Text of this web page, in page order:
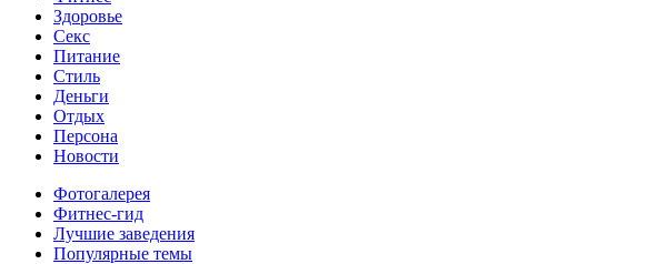
Здоровье
Секс
Питание
Стиль
Деньги
Отдых
Персона
Новости
Фотогалерея
Фитнес-гид
Лучшие заведения
Популярные темы